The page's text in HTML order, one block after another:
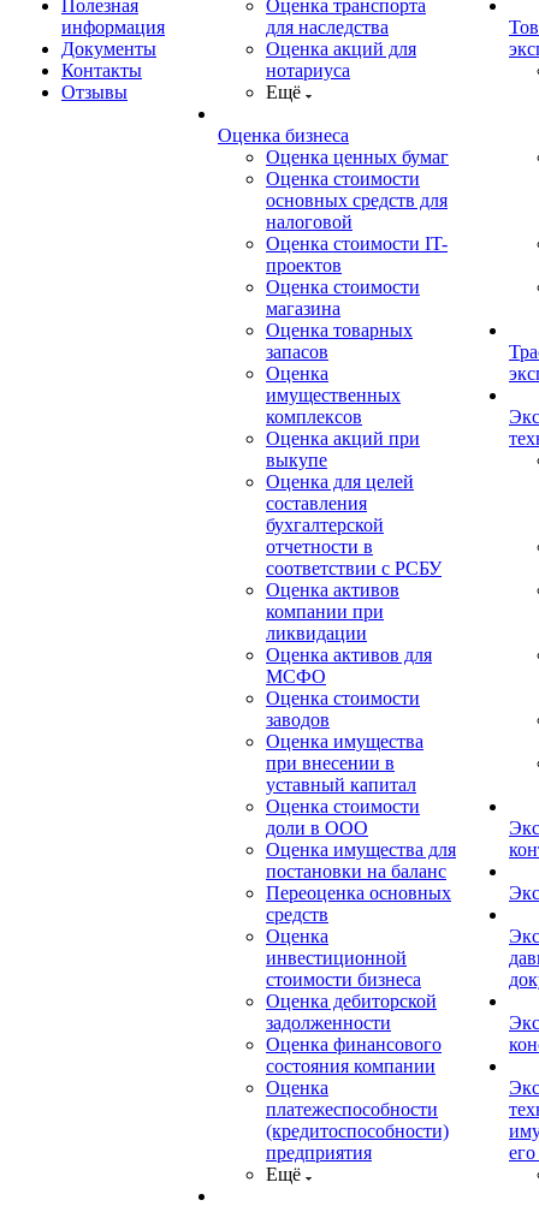
Полезная
информация
Документы
Контакты
Отзывы
Оценка транспорта
для наследства
Оценка акций для
нотариуса
Ещё
Оценка бизнеса
Оценка ценных бумаг
Оценка стоимости
основных средств для
налоговой
Оценка стоимости IT-
проектов
Оценка стоимости
магазина
Оценка товарных
запасов
Оценка
имущественных
комплексов
Оценка акций при
выкупе
Оценка для целей
составления
бухгалтерской
отчетности в
соответствии с РСБУ
Оценка активов
компании при
ликвидации
Оценка активов для
МСФО
Оценка стоимости
заводов
Оценка имущества
при внесении в
уставный капитал
Оценка стоимости
доли в ООО
Оценка имущества для
постановки на баланс
Переоценка основных
средств
Оценка
инвестиционной
стоимости бизнеса
Оценка дебиторской
задолженности
Оценка финансового
состояния компании
Оценка
платежеспособности
(кредитоспособности)
предприятия
Ещё